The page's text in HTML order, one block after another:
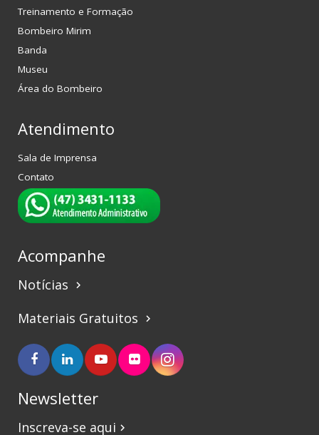
Treinamento e Formação
Bombeiro Mirim
Banda
Museu
Área do Bombeiro
Atendimento
Sala de Imprensa
Contato
Acompanhe
Notícias keyboard_arrow_right
Materiais Gratuitos keyboard_arrow_right
Newsletter
Inscreva-se aqui keyboard_arrow_right